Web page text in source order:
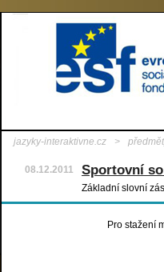
jazyky-interaktivne.cz >
08.12.2011 Sportovní
Základní slovní
Pro stažení